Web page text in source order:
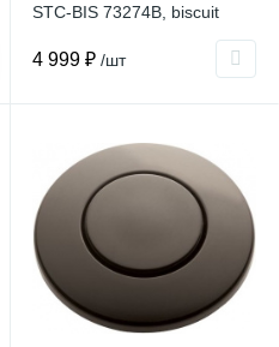
STC-BIS 73274B, biscuit
4 999 ₽ /шт